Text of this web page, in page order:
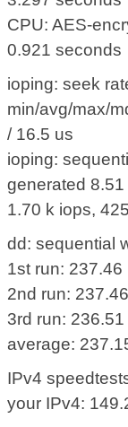
CPU: AES-
0.921 seconds
ioping: seek
min/avg/max/
/ 16.5 us
ioping:
generated
1.70 k iops,
dd: sequential
1st run: 237.46
2nd run:
3rd run: 236.51
average:
IPv4
your IPv4: